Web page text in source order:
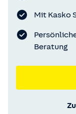
Mit Kasko
Beratung